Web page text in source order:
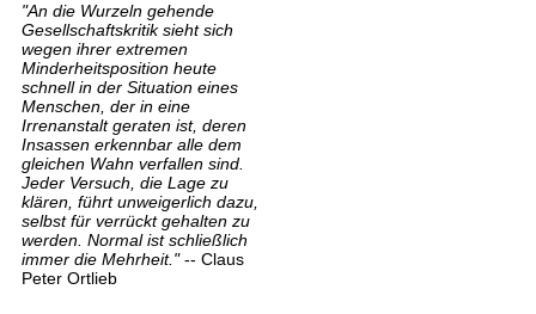
"An die Wurzeln gehende
Gesellschaftskritik sieht sich
wegen ihrer extremen
Minderheitsposition heute
schnell in der Situation eines
Menschen, der in eine
Irrenanstalt geraten ist, deren
Insassen erkennbar alle dem
gleichen Wahn verfallen sind.
Jeder Versuch, die Lage zu
klären, führt unweigerlich dazu,
selbst für verrückt gehalten zu
werden. Normal ist schließlich
immer die Mehrheit."-- Claus
Peter Ortlieb